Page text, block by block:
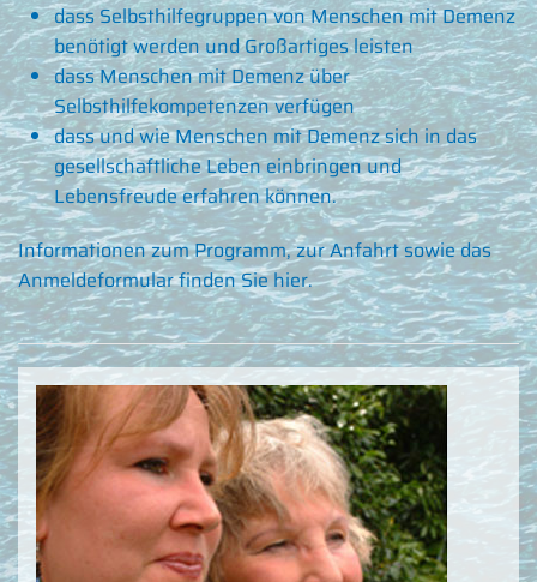
dass Selbsthilfegruppen von Menschen mit Demenz
benötigt werden und Großartiges leisten
dass Menschen mit Demenz über
Selbsthilfekompetenzen verfügen
dass und wie Menschen mit Demenz sich in das
gesellschaftliche Leben einbringen und
Lebensfreude erfahren können.
Informationen zum Programm, zur Anfahrt sowie das
Anmeldeformular finden Siehier.